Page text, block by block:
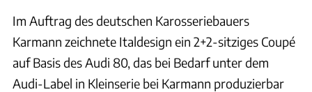
Im Auftrag des deutschen Karosseriebauers
Karmann zeichnete Italdesign ein 2+2-sitziges Coupé
auf Basis des Audi 80, das bei Bedarf unter dem
Audi-Label in Kleinserie bei Karmann produzierbar